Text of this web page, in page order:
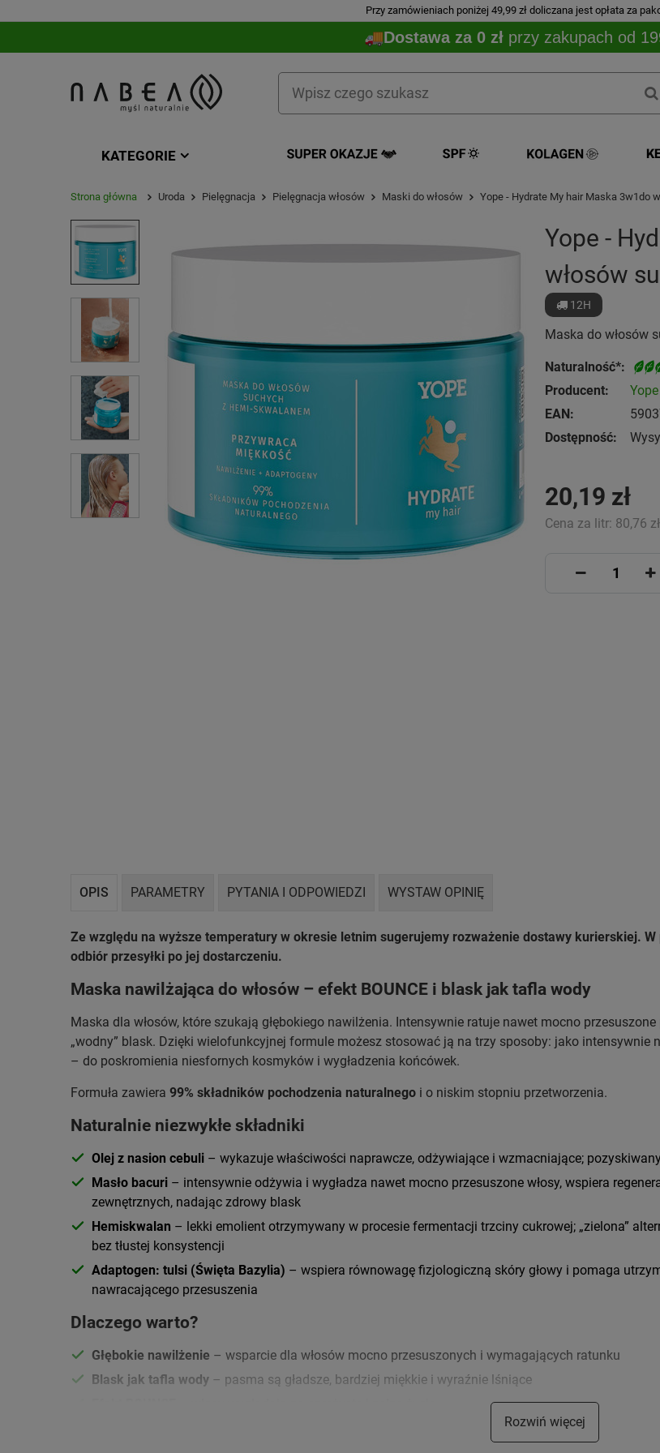
Przy zamówieniach poniżej 49,99 zł doliczana jest opłata za
Dostawa za 0 zł przy zakupach od
KATEGORIE
Strona główna Uroda Pielęgnacja Pielęgnacja włosów Maski do włosów Yope - Hydrate My hair Maska 3w1do
Yope -
włosów
12H
Maska do włosów
Naturalność*:
Producent:
Yope
EAN:
Dostępność:
20,19 zł
Cena za litr: 80,76 zł
OPIS PARAMETRY PYTANIA I ODPOWIEDZI WYSTAW OPINIĘ
Ze względu na wyższe temperatury w okresie letnim sugerujemy rozważenie dostawy kurierskiej.
odbiór przesyłki po jej dostarczeniu.
Maska nawilżająca do włosów – efekt BOUNCE i blask jak tafla wody
Maska dla włosów, które szukają głębokiego nawilżenia. Intensywnie ratuje nawet mocno
„wodny” blask. Dzięki wielofunkcyjnej formule możesz stosować ją na trzy sposoby: jako intensywnie
– do poskromienia niesfornych kosmyków i wygładzenia końcówek.
Formuła zawiera 99% składników pochodzenia naturalnego i o niskim stopniu przetworzenia.
Naturalnie niezwykłe składniki
Olej z nasion cebuli – wykazuje właściwości naprawcze, odżywiające i wzmacniające;
Masło bacuri – intensywnie odżywia i wygładza nawet mocno przesuszone włosy, wspiera
zewnętrznych, nadając zdrowy blask
Hemiskwalan – lekki emolient otrzymywany w procesie fermentacji trzciny cukrowej; „zielona”
bez tłustej konsystencji
Adaptogen: tulsi (Święta Bazylia) – wspiera równowagę fizjologiczną skóry głowy i pomaga
nawracającego przesuszenia
Dlaczego warto?
Głębokie nawilżenie – wsparcie dla włosów mocno przesuszonych i wymagających ratunku
Blask jak tafla wody – pasma są gładsze, bardziej miękkie i wyraźnie lśniące
– maska, szybka odżywka lub wygładzenie bez spłukiwania
Rozwiń więcej